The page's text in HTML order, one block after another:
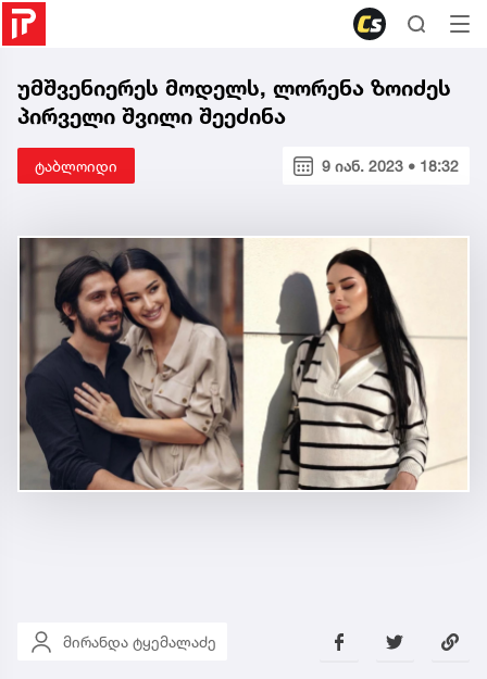
უმშვენიერეს მოდელს, ლორენა ზოიძეს
პირველი შვილი შეეძინა
ტაბლოიდი 9 იან. 2023 • 18:32
მირანდა ტყემალაძე